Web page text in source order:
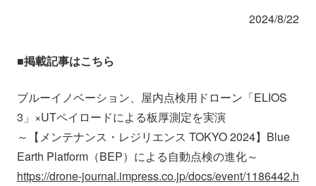
ニュース
採用情報
IR情報 English
2024/8/22
■掲載記事はこちら
ブルーイノベーション、屋内点検用ドローン「ELIOS
3」×UTペイロードによる板厚測定を実演
～【メンテナンス・レジリエンス TOKYO 2024】Blue
Earth Platform（BEP）による自動点検の進化～
https://drone-journal.impress.co.jp/docs/event/1186442.h